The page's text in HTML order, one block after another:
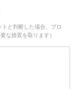
と判断した場合、プロ
な措置を取ります）